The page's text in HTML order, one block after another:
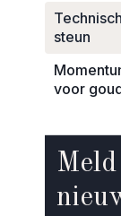
steun
voor